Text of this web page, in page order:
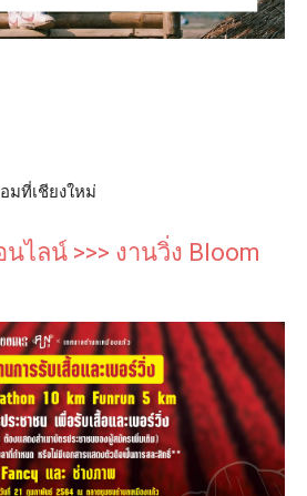
ที่เชียงใหม่
ไลน์ >>> งานวิ่ง Bloom